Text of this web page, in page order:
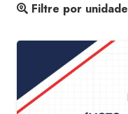
Filtre por unidade